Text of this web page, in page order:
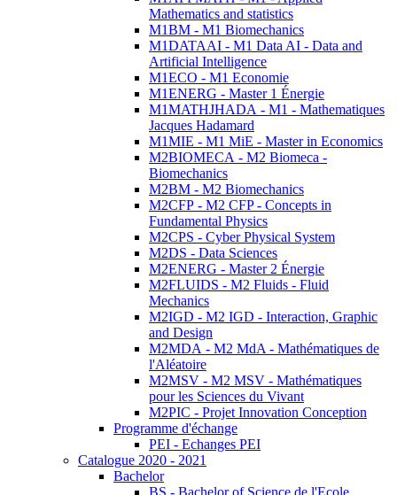
Mathematics and statistics
M1BM - M1 Biomechanics
M1DATAAI - M1 Data AI - Data and
Artificial Intelligence
M1ECO - M1 Economie
M1ENERG - Master 1 Énergie
M1MATHJHADA - M1 - Mathematiques
Jacques Hadamard
M1MIE - M1 MiE - Master in Economics
M2BIOMECA - M2 Biomeca -
Biomechanics
M2BM - M2 Biomechanics
M2CFP - M2 CFP - Concepts in
Fundamental Physics
M2CPS - Cyber Physical System
M2DS - Data Sciences
M2ENERG - Master 2 Énergie
M2FLUIDS - M2 Fluids - Fluid
Mechanics
M2IGD - M2 IGD - Interaction, Graphic
and Design
M2MDA - M2 MdA - Mathématiques de
l'Aléatoire
M2MSV - M2 MSV - Mathématiques
pour les Sciences du Vivant
M2PIC - Projet Innovation Conception
Programme d'échange
PEI - Echanges PEI
Catalogue 2020 - 2021
Bachelor
BS - Bachelor of Science de l'Ecole